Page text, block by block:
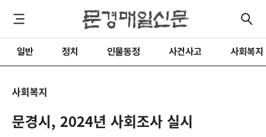
일반 정치 인물동정 사건사고 사회복지
사회복지
문경시, 2024년 사회조사 실시